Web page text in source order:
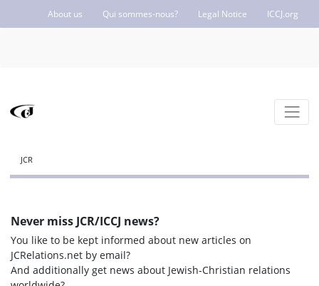
About us Qui sommes-nous? Legal Notice ICCJ.org
JCR
Never miss JCR/ICCJ news?
You like to be kept informed about new articles on
JCRelations.net by email?
And additionally get news about Jewish-Christian relations